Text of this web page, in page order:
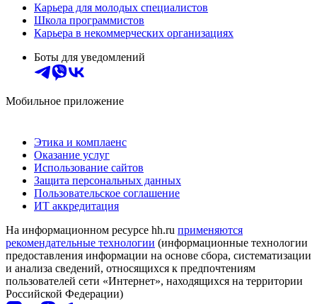
Карьера для молодых специалистов
Школа программистов
Карьера в некоммерческих организациях
Боты для уведомлений
Мобильное приложение
Этика и комплаенс
Оказание услуг
Использование сайтов
Защита персональных данных
Пользовательское соглашение
ИТ аккредитация
На информационном ресурсе hh.ru применяются
рекомендательные технологии (информационные технологии
предоставления информации на основе сбора, систематизации
и анализа сведений, относящихся к предпочтениям
пользователей сети «Интернет», находящихся на территории
Российской Федерации)